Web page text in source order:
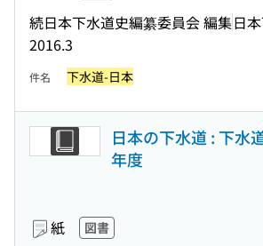
続日本下水道史編纂委員会 編集日
2016.3
件名 下水道-日本
日本の下水道 : 下水
年度
紙 図書